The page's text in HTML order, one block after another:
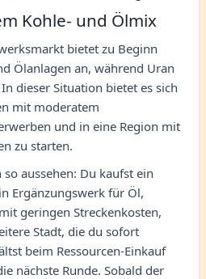
Kohle- und Ölmix
bietet zu Beginn
Ölanlagen an, während Uran
dieser Situation bietet es sich
mit moderatem
und in eine Region mit
zu starten.
aussehen: Du kaufst ein
Ergänzungswerk für Öl,
geringen Streckenkosten,
Stadt, die du sofort
beim Ressourcen-Einkauf
nächste Runde. Sobald der